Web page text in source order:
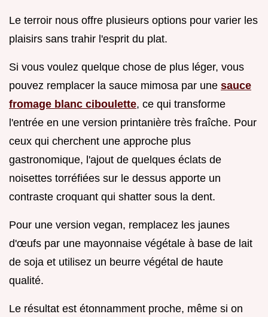
Le terroir nous offre plusieurs options pour varier les
plaisirs sans trahir l'esprit du plat.
Si vous voulez quelque chose de plus léger, vous
pouvez remplacer la sauce mimosa par une sauce
fromage blanc ciboulette, ce qui transforme
l'entrée en une version printanière très fraîche. Pour
ceux qui cherchent une approche plus
gastronomique, l'ajout de quelques éclats de
noisettes torréfiées sur le dessus apporte un
contraste croquant qui shatter sous la dent.
Pour une version vegan, remplacez les jaunes
d'œufs par une mayonnaise végétale à base de lait
de soja et utilisez un beurre végétal de haute
qualité.
Le résultat est étonnamment proche, même si on